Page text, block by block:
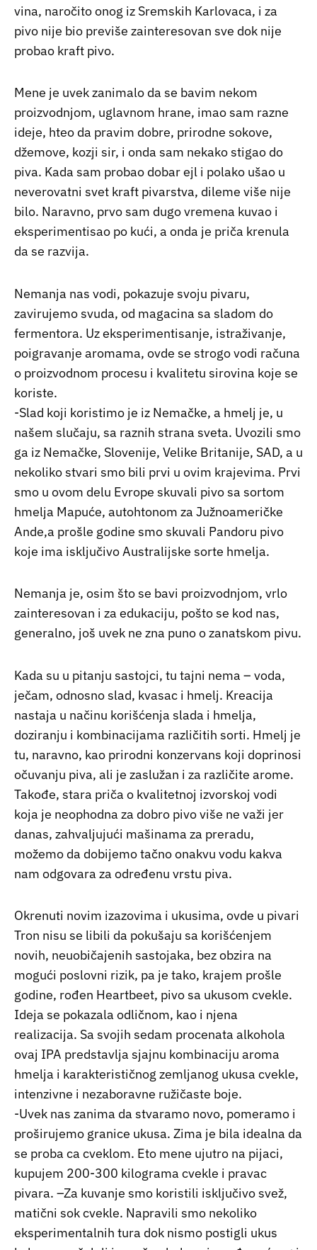
vina, naročito onog iz Sremskih Karlovaca, i za
pivo nije bio previše zainteresovan sve dok nije
probao kraft pivo.
Mene je uvek zanimalo da se bavim nekom
proizvodnjom, uglavnom hrane, imao sam razne
ideje, hteo da pravim dobre, prirodne sokove,
džemove, kozji sir, i onda sam nekako stigao do
piva. Kada sam probao dobar ejl i polako ušao u
neverovatni svet kraft pivarstva, dileme više nije
bilo. Naravno, prvo sam dugo vremena kuvao i
eksperimentisao po kući, a onda je priča krenula
da se razvija.
Nemanja nas vodi, pokazuje svoju pivaru,
zavirujemo svuda, od magacina sa sladom do
fermentora. Uz eksperimentisanje, istraživanje,
poigravanje aromama, ovde se strogo vodi računa
o proizvodnom procesu i kvalitetu sirovina koje se
koriste.
-Slad koji koristimo je iz Nemačke, a hmelj je, u
našem slučaju, sa raznih strana sveta. Uvozili smo
ga iz Nemačke, Slovenije, Velike Britanije, SAD, a u
nekoliko stvari smo bili prvi u ovim krajevima. Prvi
smo u ovom delu Evrope skuvali pivo sa sortom
hmelja Mapuće, autohtonom za Južnoameričke
Ande,a prošle godine smo skuvali Pandoru pivo
koje ima isključivo Australijske sorte hmelja.
Nemanja je, osim što se bavi proizvodnjom, vrlo
zainteresovan i za edukaciju, pošto se kod nas,
generalno, još uvek ne zna puno o zanatskom pivu.
Kada su u pitanju sastojci, tu tajni nema – voda,
ječam, odnosno slad, kvasac i hmelj. Kreacija
nastaja u načinu korišćenja slada i hmelja,
doziranju i kombinacijama različitih sorti. Hmelj je
tu, naravno, kao prirodni konzervans koji doprinosi
očuvanju piva, ali je zaslužan i za različite arome.
Takođe, stara priča o kvalitetnoj izvorskoj vodi
koja je neophodna za dobro pivo više ne važi jer
danas, zahvaljujući mašinama za preradu,
možemo da dobijemo tačno onakvu vodu kakva
nam odgovara za određenu vrstu piva.
Okrenuti novim izazovima i ukusima, ovde u pivari
Tron nisu se libili da pokušaju sa korišćenjem
novih, neuobičajenih sastojaka, bez obzira na
mogući poslovni rizik, pa je tako, krajem prošle
godine, rođen Heartbeet, pivo sa ukusom cvekle.
Ideja se pokazala odličnom, kao i njena
realizacija. Sa svojih sedam procenata alkohola
ovaj IPA predstavlja sjajnu kombinaciju aroma
hmelja i karakterističnog zemljanog ukusa cvekle,
intenzivne i nezaboravne ružičaste boje.
-Uvek nas zanima da stvaramo novo, pomeramo i
proširujemo granice ukusa. Zima je bila idealna da
se proba ca cveklom. Eto mene ujutro na pijaci,
kupujem 200-300 kilograma cvekle i pravac
pivara. –Za kuvanje smo koristili isključivo svež,
matični sok cvekle. Napravili smo nekoliko
eksperimentalnih tura dok nismo postigli ukus